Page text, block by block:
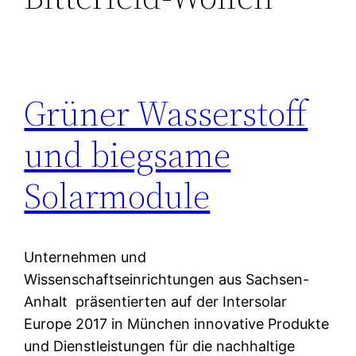
Grüner Wasserstoff
und biegsame
Solarmodule
Unternehmen und
Wissenschaftseinrichtungen aus Sachsen-
Anhalt präsentierten auf der Intersolar
Europe 2017 in München innovative Produkte
und Dienstleistungen für die nachhaltige